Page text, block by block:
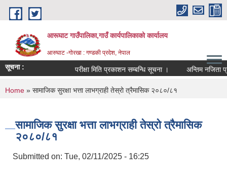
Skip to main content
आरूघाट गाउँपालिका,गाउँ कार्यपालिकाको कार्यालय
आरुघाट -गोरखा : गण्डकी प्रदेश, नेपाल
सूचना : परीक्षा मिति प्रकाशन सम्बन्धि सूचना । अन्तिम नजिता
You are here
Home » सामाजिक सुरक्षा भत्ता लाभग्राही तेस्रो त्रैमासिक २०८०/८१
सामाजिक सुरक्षा भत्ता लाभग्राही तेस्रो त्रैमासिक
२०८०/८१
Submitted on: Tue, 02/11/2025 - 16:25